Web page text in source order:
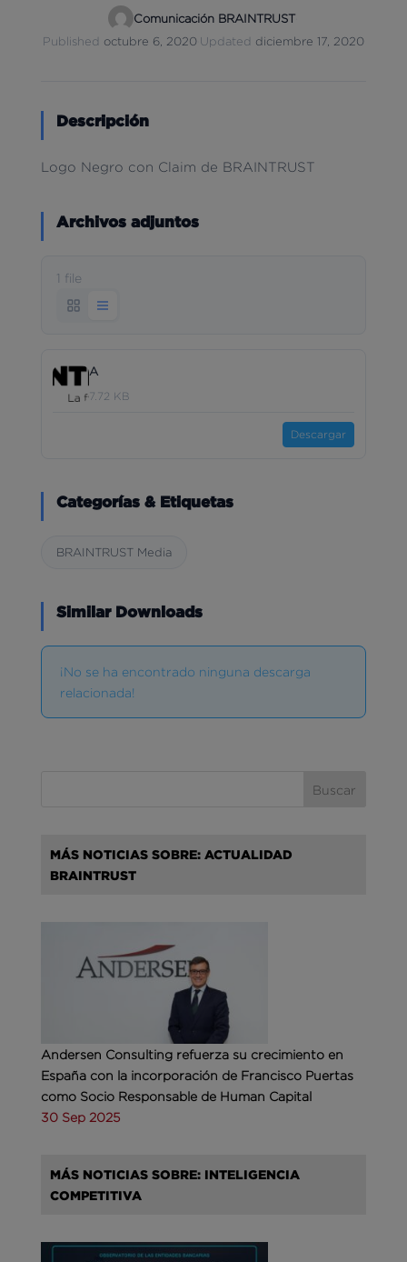
Comunicación BRAINTRUST
Published octubre 6, 2020· Updated diciembre 17, 2020
Descripción
Logo Negro con Claim de BRAINTRUST
Archivos adjuntos
1 file
A
7.72 KB
Descargar
Categorías & Etiquetas
BRAINTRUST Media
Similar Downloads
¡No se ha encontrado ninguna descarga
relacionada!
MÁS NOTICIAS SOBRE: ACTUALIDAD
BRAINTRUST
Andersen Consulting refuerza su crecimiento en
España con la incorporación de Francisco Puertas
como Socio Responsable de Human Capital
30 Sep 2025
MÁS NOTICIAS SOBRE: INTELIGENCIA
COMPETITIVA